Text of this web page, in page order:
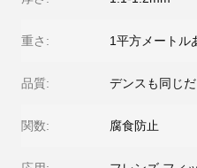
重さ: 1平方メートル
品質: デンスも同じだ
関数: 腐食防止